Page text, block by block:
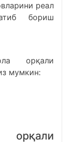
реал
бориш
орқали
мумкин:
орқали